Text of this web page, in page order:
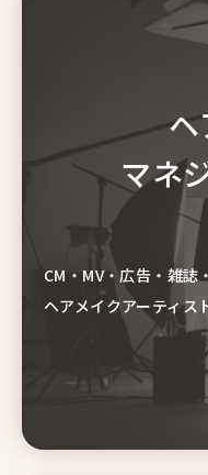
ヘ
マネ
CM・MV・広告・雑誌
ヘアメイクアーティス